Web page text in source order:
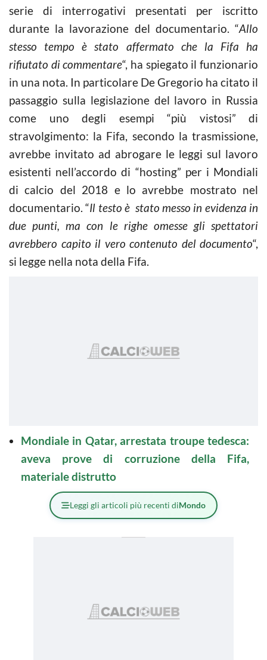
serie di interrogativi presentati per iscritto
durante la lavorazione del documentario. “Allo
stesso tempo è stato affermato che la Fifa ha
rifiutato di commentare“, ha spiegato il funzionario
in una nota. In particolare De Gregorio ha citato il
passaggio sulla legislazione del lavoro in Russia
come uno degli esempi “più vistosi” di
stravolgimento: la Fifa, secondo la trasmissione,
avrebbe invitato ad abrogare le leggi sul lavoro
esistenti nell’accordo di “hosting” per i Mondiali
di calcio del 2018 e lo avrebbe mostrato nel
documentario. “Il testo è stato messo in evidenza in
due punti, ma con le righe omesse gli spettatori
avrebbero capito il vero contenuto del documento“,
si legge nella nota della Fifa.
Mondiale in Qatar, arrestata troupe tedesca:
aveva prove di corruzione della Fifa,
materiale distrutto
Leggi gli articoli più recenti diMondo